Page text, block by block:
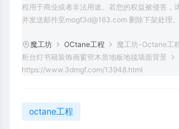
程用于商业或者非法用途。若您的权益被侵害，
并发送邮件至mogf3d@163.com 删除下架处理。
魔工坊 OCtane工程
魔工坊-Octane工
柜台灯书籍装饰画窗帘木质地板地毯墙面背景
https://www.3dmgf.com/13948.html
octane工程